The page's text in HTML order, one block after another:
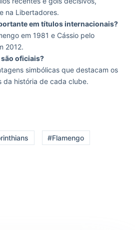
na Libertadores.
em títulos internacionais?
em 1981 e Cássio pelo
2012.
oficiais?
simbólicas que destacam os
da história de cada clube.
#Flamengo